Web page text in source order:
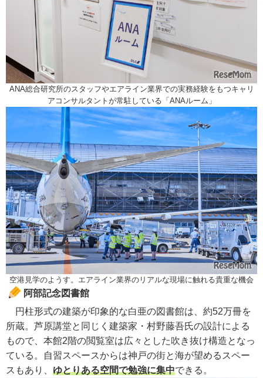
ANA総合研究所のスタッフやエアライン業界での実務経験をもつキャリ
アコンサルタントが常駐している「ANAルーム」
空港見学のようす。エアライン業界のリアルな現場に触れる貴重な機会
阿部記念図書館
円柱形式の建築が印象的な白亜の図書館は、約52万冊を
所蔵。芦原講堂と同じく建築家・村野藤吾氏の設計による
もので、本館2階の閲覧室は広々とした吹き抜け構造となっ
ている。自習スペースからは神戸の街と海が望めるスペー
スもあり、 ゆとりある空間で勉強に集中できる。